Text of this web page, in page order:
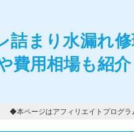
詰まり水漏れ
費用相場も紹介
◆本ページはアフィリエイトプログラ